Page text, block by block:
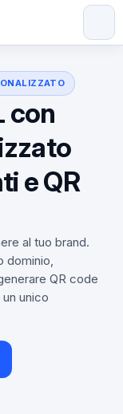
con
e QR
al tuo brand.
dominio,
QR code
unico